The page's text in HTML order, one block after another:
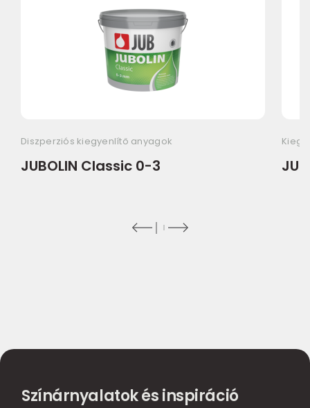
Diszperziós kiegyenlítő anyagok
JUBOLIN Classic 0-3
Színárnyalatok és inspiráció